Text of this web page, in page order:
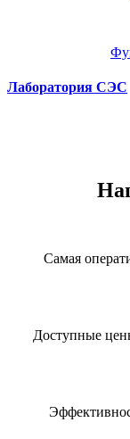
Лаборатория СЭС
Самая
Доступные